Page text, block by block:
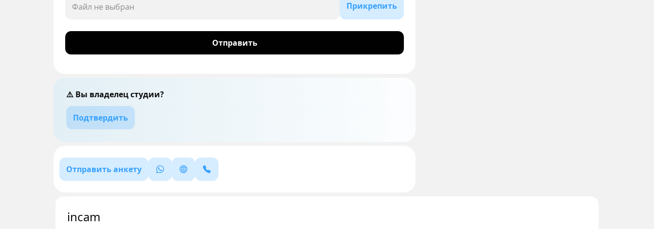
Файл не выбран Прикрепить
Отправить
⚠️ Вы владелец студии?
Подтвердить
Отправить анкету
incam